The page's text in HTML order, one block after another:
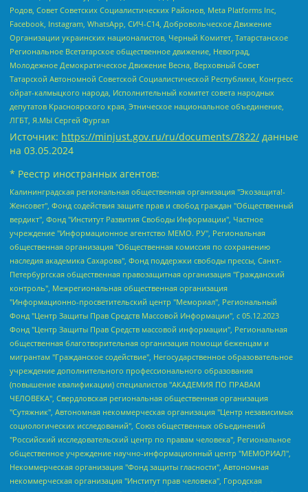
Родов, Совет Советских Социалистических Районов, Meta Platforms Inc,
Facebook, Instagram, WhatsApp, СИЧ-С14, Добровольческое Движение
Организации украинских националистов, Черный Комитет, Татарстанское
Региональное Всетатарское общественное движение, Невоград,
Молодежное Демократическое Движение Весна, Верховный Совет
Татарской Автономной Советской Социалистической Республики, Конгресс
ойрат-калмыцкого народа, Исполнительный комитет совета народных
депутатов Красноярского края, Этническое национальное объединение,
ЛГБТ, Я.МЫ Сергей Фургал
Источник: https://minjust.gov.ru/ru/documents/7822/ данные
на 03.05.2024
* Реестр иностранных агентов:
Калининградская региональная общественная организация "Экозащита!-Женсовет", Фонд содействия защите прав и свобод граждан "Общественный вердикт", Фонд "Институт Развития Свободы Информации", Частное учреждение "Информационное агентство МЕМО. РУ", Региональная общественная организация "Общественная комиссия по сохранению наследия академика Сахарова", Фонд поддержки свободы прессы, Санкт-Петербургская общественная правозащитная организация "Гражданский контроль", Межрегиональная общественная организация "Информационно-просветительский центр "Мемориал", Региональный Фонд "Центр Защиты Прав Средств Массовой Информации", с 05.12.2023 Фонд "Центр Защиты Прав Средств массовой информации", Региональная общественная благотворительная организация помощи беженцам и мигрантам "Гражданское содействие", Негосударственное образовательное учреждение дополнительного профессионального образования (повышение квалификации) специалистов "АКАДЕМИЯ ПО ПРАВАМ ЧЕЛОВЕКА", Свердловская региональная общественная организация "Сутяжник", Автономная некоммерческая организация "Центр независимых социологических исследований", Союз общественных объединений "Российский исследовательский центр по правам человека", Региональное общественное учреждение научно-информационный центр "МЕМОРИАЛ", Некоммерческая организация "Фонд защиты гласности", Автономная некоммерческая организация "Институт прав человека", Городская общественная организация "Екатеринбургское общество "МЕМОРИАЛ", Городская общественная организация "Рязанское историко-просветительское и правозащитное общество "Мемориал" (Рязанский Мемориал), Челябинский региональный орган общественной самодеятельности – женское общественное объединение "Женщины Евразии", Челябинский региональный орган общественной самодеятельности "Уральская правозащитная группа", Фонд содействия защите здоровья и социальной справедливости имени Андрея Рылькова, Автономная Некоммерческая Организация "Аналитический Центр Юрия Левады", Автономная некоммерческая организация социальной поддержки населения "Проект Апрель", Региональная общественная организация помощи женщинам и детям, находящимся в кризисной ситуации "Информационно-методический центр "Анна", Фонд содействия развитию массовых коммуникаций и правовому просвещению "Так-так-Так", Фонд содействия устойчивому развитию "Серебряная тайга", Свердловский региональный общественный фонд социальных проектов "Новое время", "Idel.Реалии", Кавказ.Реалии, Крым.Реалии, Телеканал Настоящее Время, Татаро-башкирская служба Радио Свобода (Azatliq Radiosi), Радио Свободная Европа/Радио Свобода (PCE/PC), "Сибирь.Реалии", "Фактограф", Благотворительный фонд помощи осужденным и их семьям, Автономная некоммерческая организация "Институт глобализации и социальных движений", Фонд "В защиту прав заключенных", Частное учреждение "Центр поддержки и содействия развитию средств массовой информации", Пензенский региональный общественный благотворительный фонд "Гражданский союз", "Север.Реалии", Некоммерческая организация Фонд "Правовая инициатива", Общество с ограниченной ответственностью "Радио Свободная Европа/Радио Свобода", Чешское информационное агентство "MEDIUM-ORIENT", Красноярская региональная общественная организация "Мы против СПИДа", Камалягин Денис Николаевич, Маркелов Сергей Евгеньевич, Пономарев Лев Александрович, Савицкая Людмила Алексеевна, Автономная некоммерческая организация "Центр по работе с проблемой насилия "НАСИЛИЮ.НЕТ", Межрегиональный профессиональный союз работников здравоохранения "Альянс врачей", Юридическое лицо, зарегистрированное в Латвийской Республике, SIA "Medusa Project" (регистрационный номер 40103797863, дата регистрации 10.06.2014), Некоммерческая организация "Фонд по борьбе с коррупцией", Автономная некоммерческая организация "Институт права и публичной политики", Баданин Роман Сергеевич, Гликин Максим Александрович, Железнова Мария Михайловна, Лукьянова Юлия Сергеевна, Маетная Елизавета Витальевна, Маняхин Петр Борисович, Чуракова Ольга Владимировна, Ярош Юлия Петровна, Юридическое лицо "The Insider SIA", зарегистрированное в Риге, Латвийская Республика (дата регистрации 26.06.2015), являющееся администратором доменного имени интернет-издания "The Insider SIA", https://theins.ru, Постернак Алексей Евгеньевич, Рубин Михаил Аркадьевич, Анин Роман Александрович, Юридическое лицо Istories fonds, зарегистрированное в Латвийской Республике (регистрационный номер 50008295751, дата регистрации 24.02.2020), Великовский Дмитрий Александрович, Долинина Ирина Николаевна, Мароховская Алеся Алексеевна, Шлейнов Роман Юрьевич, Шмагун Олеся Валентиновна, Общество с ограниченной ответственностью "Альтаир 2021", Общество с ограниченной ответственностью "Вега 2021", Общество с ограниченной ответственностью "Главный редактор 2021", Общество с ограниченной ответственностью "Ромашки монолит", Важенков Артем Валерьевич, Ивановская областная общественная организация "Центр гендерных исследований", Гурман Юрий Альбертович, Медиапроект "ОВД-Инфо", Егоров Владимир Владимирович, Жилинский Владимир Александрович, Общество с ограниченной ответственностью "ЗП", Иванова София Юрьевна, Карезина Инна Павловна, Кильтау Екатерина Викторовна, Петров Алексей Викторович, Пискунов Сергей Евгеньевич, Смирнов Сергей Сергеевич, Тихонов Михаил Сергеевич, Общество с ограниченной ответственностью "ЖУРНАЛИСТ-ИНОСТРАННЫЙ АГЕНТ", Арапова Галина Юрьевна, Вольтская Татьяна Анатольевна, Американская компания "Mason G.E.S. Anonymous Foundation" (США), являющаяся владельцем интернет-издания https://mnews.world/, Компания "Stichting Bellingcat", зарегистрированная в Нидерландах (дата регистрации 11.07.2018), Захаров Андрей Вячеславович, Клепиковская Екатерина Дмитриевна, Общество с ограниченной ответственностью "МЕМО", Перл Роман Александрович, Симонов Евгений Алексеевич, Соловьева Елена Анатольевна, Сотников Даниил Владимирович, Сурначева Елизавета Дмитриевна, Автономная некоммерческая организация по защите прав человека и информированию населения "Якутия – Наше Мнение", Общество с ограниченной ответственностью "Москоу диджитал медиа", с 26.01.2023 Общество с ограниченной ответственностью "Чайка Белые сады", Ветошкина Валерия Валерьевна, Заговора Максим Александрович, Межрегиональное общественное движение "Российская ЛГБТ - сеть", Оленичев Максим Владимирович, Павлов Иван Юрьевич, Скворцова Елена Сергеевна, Общество с ограниченной ответственностью "Как бы инагент", Кочетков Игорь Викторович, Общество с ограниченной ответственностью "Честные выборы", Еланчик Олег Александрович, Общество с ограниченной ответственностью "Нобелевский призыв", Гималова Регина Эмилевна, Григорьев Андрей Валерьевич, Григорьева Алина Александровна, Ассоциация по содействию защите прав призывников, альтернативнослужащих и военнослужащих "Правозащитная группа "Гражданин.Армия.Право", Хисамова Регина Фаритовна, Автономная некоммерческая организация по реализации социально-правовых программ "Лилит", Дальневосточное общественное движение "Маяк", Санкт-Петербургская ЛГБТ-инициативная группа "Выход", Инициативная группа ЛГБТ+ "Реверс", Алексеев Андрей Викторович, Бекбулатова Таисия Львовна, Беляев Иван Михайлович, Владыкина Елена Сергеевна, Гельман Марат Александрович, Никульшина Вероника Юрьевна, Толоконникова Надежда Андреевна, Шендерович Виктор Анатольевич, Общество с ограниченной ответственностью "Данное сообщение", Общество с ограниченной ответственностью Издательский дом "Новая глава", Айнбиндер Александра Александровна, Московский комьюнити-центр для ЛГБТ+инициатив, Благотворительный фонд развития филантропии, Deutsche Welle (Германия, Kurt-Schumacher-Strasse 3, 53113 Bonn), Борзунова Мария Михайловна, Воробьев Виктор Викторович, Голубева Анна Львовна, Константинова Алла Михайловна, Малкова Ирина Владимировна, Мурадов Мурад Абдулгалимович, Осетинская Елизавета Николаевна, Понасенков Евгений Николаевич, Ганапольский Матвей Юрьевич, Киселев Евгений Алексеевич, Борухович Ирина Григорьевна, Дремин Иван Тимофеевич, Дубровский Дмитрий Викторович, Красноярская региональная общественная организация поддержки и развития альтернативных образовательных технологий и межкультурных коммуникаций "ИНТЕРРА", Маяковская Екатерина Алексеевна, Фейгин Марк Захарович, Филимонов Андрей Викторович, Дзугкоева Регина Николаевна, Доброхотов Роман Александрович, Дудь Юрий Александрович, Елкин Сергей Владимирович, Кругликов Кирилл Игоревич, Сабунаева Мария Леонидовна, Семенов Алексей Владимирович, Шаинян Карен Багратович, Шульман Екатерина Михайловна, Асафьев Артур Валерьевич, Вахштайн Виктор Семенович, Венедиктов Алексей Алексеевич, Лушникова Екатерина Евгеньевна, Волков Леонид Михайлович, Невзоров Александр Глебович, Пархоменко Сергей Борисович, Сироткин Ярослав Николаевич, Кара-Мурза Владимир Владимирович, Баранова Наталья Владимировна, Гозман Леонид Яковлевич, Кагарлицкий Борис Юльевич, Климарев Михаил Валерьевич, Милов Владимир Станиславович, Автономная некоммерческая организация Краснодарский центр современного искусства "Типография", Моргенштерн Алишер Тагирович, Соболь Любовь Эдуардовна, Общество с ограниченной ответственностью "ЛИЗА НОРМ", Каспаров Гарри Кимович, Ходорковский Михаил Борисович, Общество с ограниченной ответственностью "Апрельские тезисы", Данилович Ирина Брониславовна, Кашин Олег Владимирович, Петров Николай Владимирович, Пивоваров Алексей Владимирович, Соколов Михаил Владимирович, Цветкова Юлия Владимировна, Чичваркин Евгений Александрович, Комитет против пыток/Команда против пыток, Общество с ограниченной ответственностью "Первый научный", Общество с ограниченной ответственностью "Вертолет и ко", Белоцерковская Вероника Борисовна, Кац Максим Евгеньевич, Лазарева Татьяна Юрьевна, Шаведдинов Руслан Табризович, Яшин Илья Валерьевич, Общество с ограниченной ответственностью "Иноагент ААВ", Алешковский Дмитрий Петрович, Альбац Евгения Марковна, Быков Дмитрий Львович, Галямина Юлия Евгеньевна, Лойко Сергей Леонидович, Мартынов Кирилл Константинович, Медведев Сергей Александрович, Крашенинников Федор Геннадиевич, Гордеева Катерина Вл